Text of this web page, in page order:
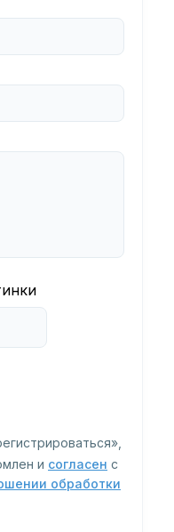
и согласен с
обработки